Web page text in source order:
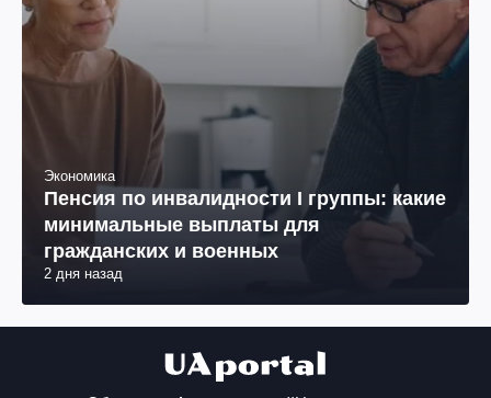
Экономика
Пенсия по инвалидности I группы: какие
минимальные выплаты для
гражданских и военных